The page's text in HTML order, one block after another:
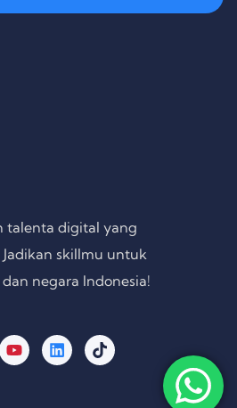
talenta digital yang
skillmu untuk
negara Indonesia!